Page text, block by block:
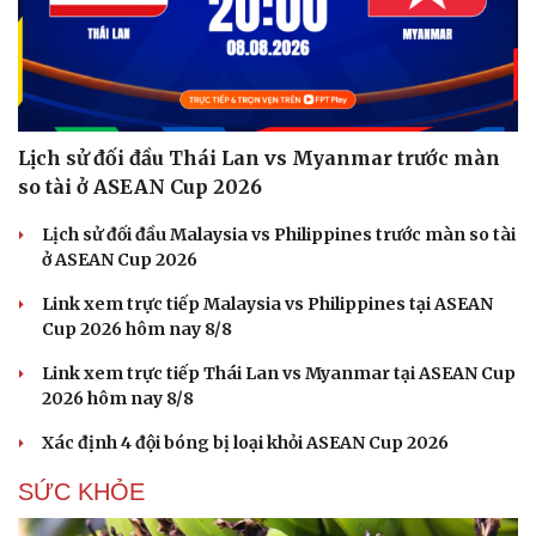
Lịch sử đối đầu Thái Lan vs Myanmar trước màn
so tài ở ASEAN Cup 2026
Lịch sử đối đầu Malaysia vs Philippines trước màn so tài
ở ASEAN Cup 2026
Link xem trực tiếp Malaysia vs Philippines tại ASEAN
Cup 2026 hôm nay 8/8
Link xem trực tiếp Thái Lan vs Myanmar tại ASEAN Cup
2026 hôm nay 8/8
Xác định 4 đội bóng bị loại khỏi ASEAN Cup 2026
SỨC KHỎE